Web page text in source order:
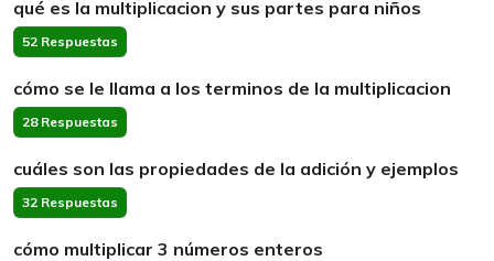
qué es la multiplicacion y sus partes para niños
52 Respuestas
cómo se le llama a los terminos de la multiplicacion
28 Respuestas
cuáles son las propiedades de la adición y ejemplos
32 Respuestas
cómo multiplicar 3 números enteros